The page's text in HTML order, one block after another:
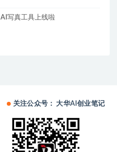
AI写真工具上线啦
关注公众号： 大华AI创业笔记